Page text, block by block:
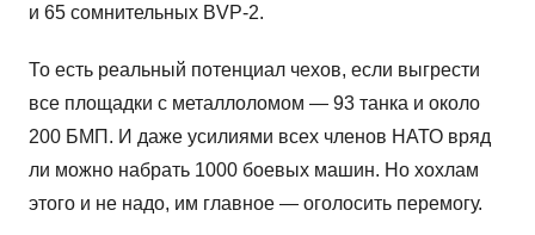
и 65 сомнительных BVP-2.
То есть реальный потенциал чехов, если выгрести
все площадки с металлоломом — 93 танка и около
200 БМП. И даже усилиями всех членов НАТО вряд
ли можно набрать 1000 боевых машин. Но хохлам
этого и не надо, им главное — оголосить перемогу.